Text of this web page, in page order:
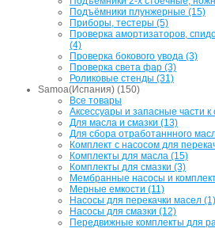
Подъёмники плунжерные (15)
Приборы, тестеры (5)
Проверка амортизаторов,
(4)
Проверка бокового увода (3)
Проверка света фар (3)
Роликовые стенды (31)
Samoa(Испания) (150)
Все товары
Аксессуары и запасные части
Для масла и смазки (13)
Для сбора отработаннного
Комплект с насосом для
Комплекты для масла (15)
Комплекты для смазки (3)
Мембранные насосы и
Мерные емкости (11)
Насосы для перекачки масел (1)
Насосы для смазки (12)
Передвижные комплекты для